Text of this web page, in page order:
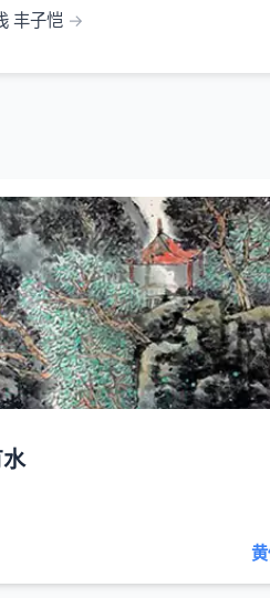
丰子恺